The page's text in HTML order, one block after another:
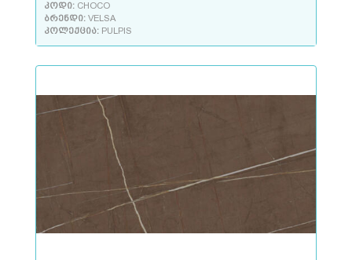
კოდი: CHOCO
ბრენდი: VELSA
კოლექცია: PULPIS